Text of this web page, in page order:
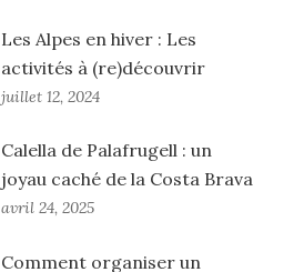
Les Alpes en hiver : Les
activités à (re)découvrir
juillet 12, 2024
Calella de Palafrugell : un
joyau caché de la Costa Brava
avril 24, 2025
Comment organiser un